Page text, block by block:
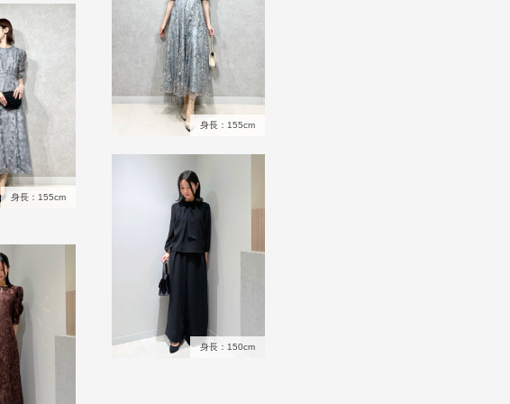
身長：155cm
身長：155cm
身長：150cm